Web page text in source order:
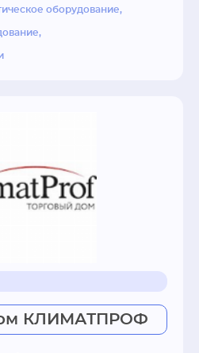
оборудование
КЛИМАТПРОФ